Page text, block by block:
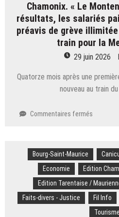
portes
ce
mercredi
1er juillet
Chamonix. « Le
résultats, les salariés
préavis de grève
train pour la
29 juin 2026
Quatorze mois après une
nouveau au train
Commentaires fermés
engrange
les
résultats,
les
salariés
paient
l’addition !
Bourg-Saint-Maurice
Economie
Edition
Edition Tarentaise /
Faits-divers - Justice
Fil Info
Tourisme